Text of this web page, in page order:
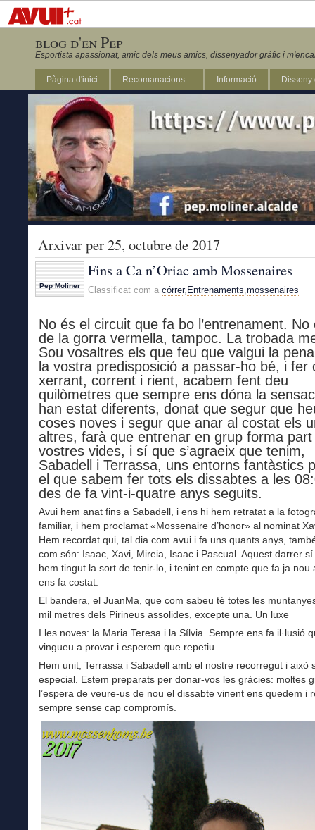
blog d'en Pep
Esportista apassionat, amic dels meus amics, dissenyador gràfic i
Pàgina d'inici Recomanacions – Informació
Revista Marathon 295
Arxivar per 25, octubre de 2017
Pep Moliner
Fins a Ca n’Oriac amb Mossenaires
Classificat com a córrer, Entrenaments,mossenaires
No és el circuit que fa bo l’entrenament. No
de la gorra vermella, tampoc. La trobada
Sou vosaltres els que feu que valgui la
la vostra predisposició a passar-ho bé, i fer
xerrant, corrent i rient, acabem fent deu
quilòmetres que sempre ens dóna la
han estat diferents, donat que segur que
coses noves i segur que anar al costat els
altres, farà que entrenar en grup forma
vostres vides, i sí que s’agraeix que tenim,
Sabadell i Terrassa, uns entorns fantàstics
el que sabem fer tots els dissabtes a les
des de fa vint-i-quatre anys seguits.
Avui hem anat fins a Sabadell, i ens hi hem retratat a la
familiar, i hem proclamat «Mossenaire d’honor» al nominat
Hem recordat qui, tal dia com avui i fa uns quants anys,
com són: Isaac, Xavi, Mireia, Isaac i Pascual. Aquest darrer
hem tingut la sort de tenir-lo, i tenint en compte que fa ja nou
ens fa costat.
El bandera, el JuanMa, que com sabeu té totes les
mil metres dels Pirineus assolides, excepte una. Un luxe
I les noves: la Maria Teresa i la Sílvia. Sempre ens fa il·lusió
vingueu a provar i esperem que repetiu.
Hem unit, Terrassa i Sabadell amb el nostre recorregut i això
especial. Estem preparats per donar-vos les gràcies: moltes
l’espera de veure-us de nou el dissabte vinent ens quedem i
sempre sense cap compromís.